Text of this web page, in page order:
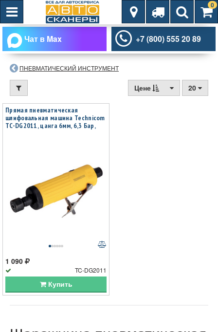
0
Чат в Max +7 (800) 555 20 89
ПНЕВМАТИЧЕСКИЙ ИНСТРУМЕНТ
Цене 20
Прямая пневматическая
шлифовальная машина Technicom
TC-DG2011, цанга 6мм, 6,3 Бар,
1 090
TC-DG2011
Купить